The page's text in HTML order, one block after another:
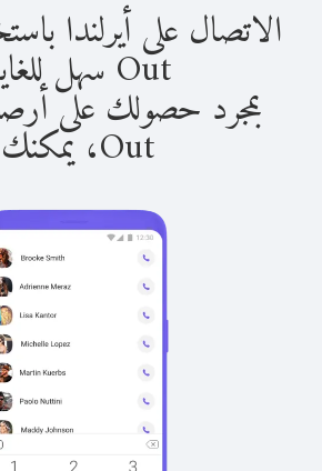
Out سهل للغاية.
Out، يمكنك: